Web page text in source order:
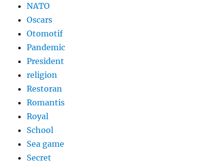
NATO
Oscars
Otomotif
Pandemic
President
religion
Restoran
Romantis
Royal
School
Sea game
Secret